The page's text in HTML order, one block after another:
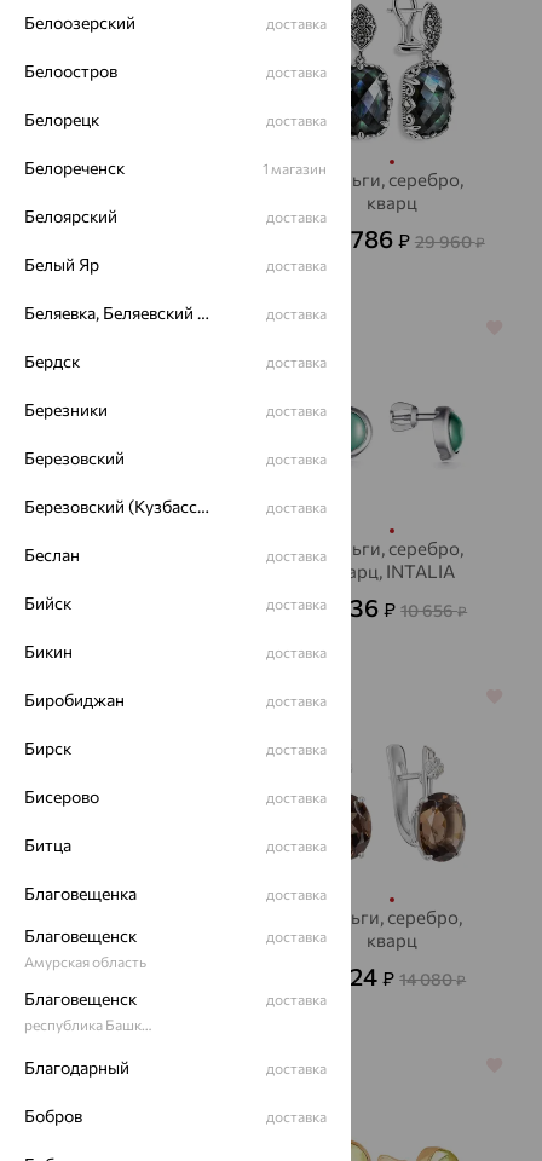
Серьги, серебро,
Серьги, серебро,
кварц
10 786 ₽ 29 960₽
Серьги, золото,
28 983
Серьги, серебро,
кварц, INTALIA
3 836₽ 10 656₽
64%
кварц, MAGIC
STONES
70%
серьги, серебро,
кварц
4 224₽ 14 080₽
64% 64%
Белоозерский доставка
Белоостров доставка
Белорецк доставка
Белореченск 1 магазин
Белоярский доставка
Белый Яр доставка
Беляевка, Беляевский р-он доставка
Бердск доставка
Березники доставка
Березовский доставка
Березовский (Кузбасс), Берёзовский г/о доставка
Беслан доставка
Бийск доставка
Бикин доставка
Биробиджан доставка
Бирск доставка
Бисерово доставка
Битца доставка
Благовещенка доставка
Благовещенск
Амурская область
доставка
Благовещенск
республика Башкортостан
доставка
Благодарный доставка
Бобров доставка